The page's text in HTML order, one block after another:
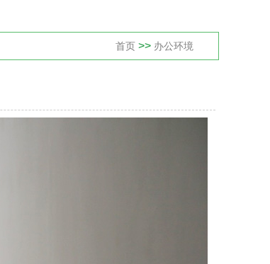
首页 >> 办公环境